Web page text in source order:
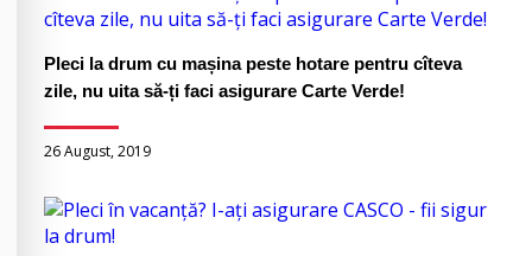
Pleci la drum cu mașina peste hotare pentru cîteva
zile, nu uita să-ți faci asigurare Carte Verde!
26 August, 2019